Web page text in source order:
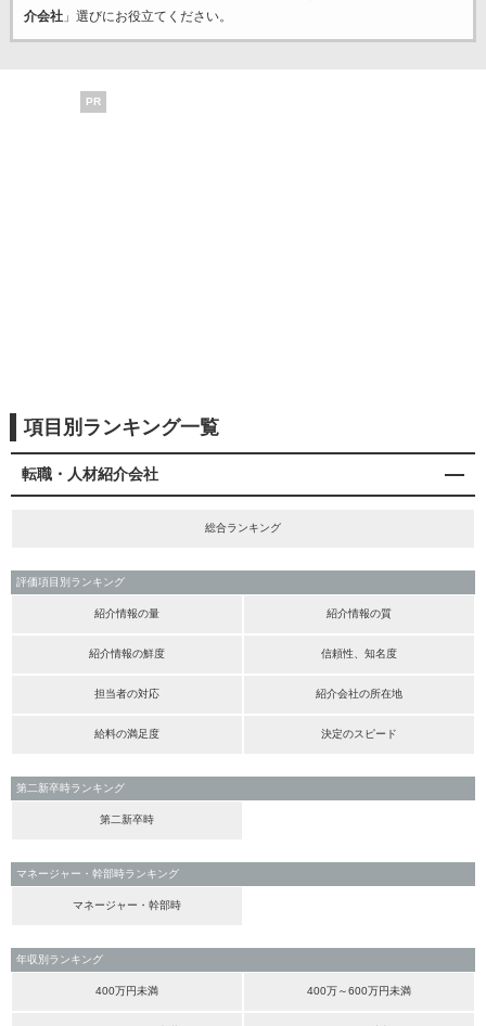
介会社」選びにお役立てください。
PR
項目別ランキング一覧
転職・人材紹介会社
総合ランキング
評価項目別ランキング
紹介情報の量 紹介情報の質
紹介情報の鮮度 信頼性、知名度
担当者の対応 紹介会社の所在地
給料の満足度 決定のスピード
第二新卒時ランキング
第二新卒時
マネージャー・幹部時ランキング
マネージャー・幹部時
年収別ランキング
400万円未満 400万～600万円未満